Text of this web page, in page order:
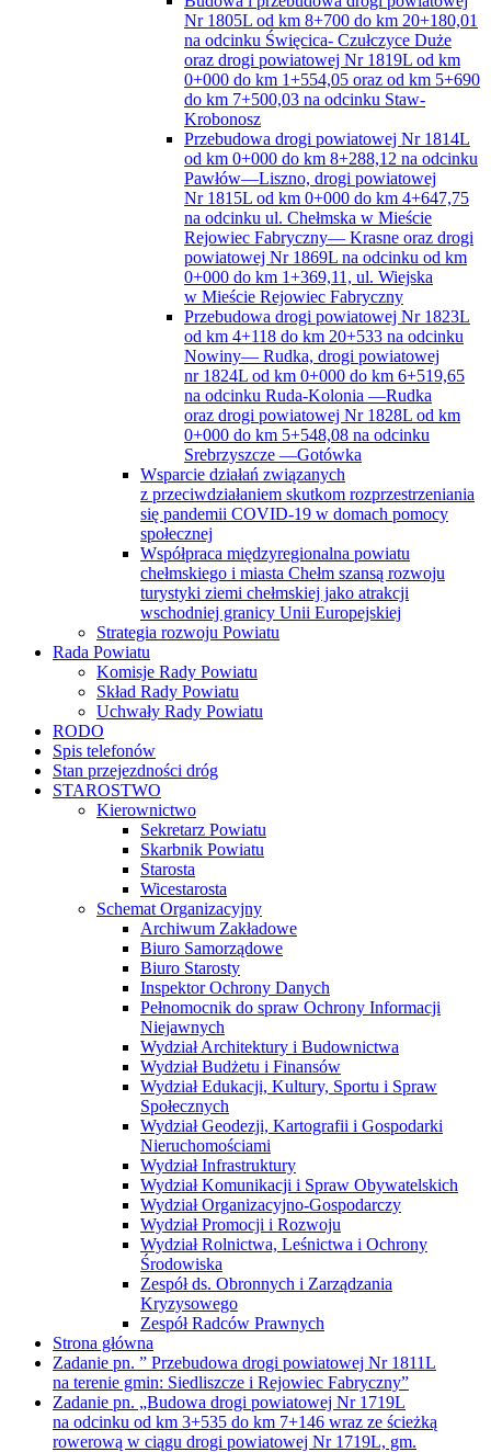
Nr 1805L od km 8+700 do km 20+180,01
na odcinku Święcica- Czułczyce Duże
oraz drogi powiatowej Nr 1819L od km
0+000 do km 1+554,05 oraz od km 5+690
do km 7+500,03 na odcinku Staw-
Krobonosz
Przebudowa drogi powiatowej Nr 1814L
od km 0+000 do km 8+288,12 na odcinku
Pawłów—Liszno, drogi powiatowej
Nr 1815L od km 0+000 do km 4+647,75
na odcinku ul. Chełmska w Mieście
Rejowiec Fabryczny— Krasne oraz drogi
powiatowej Nr 1869L na odcinku od km
0+000 do km 1+369,11, ul. Wiejska
w Mieście Rejowiec Fabryczny
Przebudowa drogi powiatowej Nr 1823L
od km 4+118 do km 20+533 na odcinku
Nowiny— Rudka, drogi powiatowej
nr 1824L od km 0+000 do km 6+519,65
na odcinku Ruda-Kolonia —Rudka
oraz drogi powiatowej Nr 1828L od km
0+000 do km 5+548,08 na odcinku
Srebrzyszcze —Gotówka
Wsparcie działań związanych
z przeciwdziałaniem skutkom rozprzestrzeniania
się pandemii COVID-19 w domach pomocy
społecznej
Współpraca międzyregionalna powiatu
chełmskiego i miasta Chełm szansą rozwoju
turystyki ziemi chełmskiej jako atrakcji
wschodniej granicy Unii Europejskiej
Strategia rozwoju Powiatu
Rada Powiatu
Komisje Rady Powiatu
Skład Rady Powiatu
Uchwały Rady Powiatu
RODO
Spis telefonów
Stan przejezdności dróg
STAROSTWO
Kierownictwo
Sekretarz Powiatu
Skarbnik Powiatu
Starosta
Wicestarosta
Schemat Organizacyjny
Archiwum Zakładowe
Biuro Samorządowe
Biuro Starosty
Inspektor Ochrony Danych
Pełnomocnik do spraw Ochrony Informacji
Niejawnych
Wydział Architektury i Budownictwa
Wydział Budżetu i Finansów
Wydział Edukacji, Kultury, Sportu i Spraw
Społecznych
Wydział Geodezji, Kartografii i Gospodarki
Nieruchomościami
Wydział Infrastruktury
Wydział Komunikacji i Spraw Obywatelskich
Wydział Organizacyjno-Gospodarczy
Wydział Promocji i Rozwoju
Wydział Rolnictwa, Leśnictwa i Ochrony
Środowiska
Zespół ds. Obronnych i Zarządzania
Kryzysowego
Zespół Radców Prawnych
Strona główna
Zadanie pn. ” Przebudowa drogi powiatowej Nr 1811L
na terenie gmin: Siedliszcze i Rejowiec Fabryczny”
Zadanie pn. „Budowa drogi powiatowej Nr 1719L
na odcinku od km 3+535 do km 7+146 wraz ze ścieżką
rowerową w ciągu drogi powiatowej Nr 1719L, gm.